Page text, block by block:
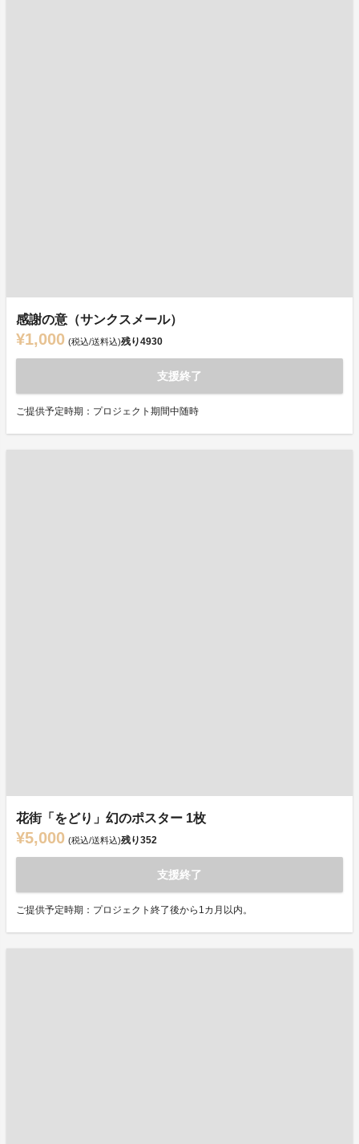
感謝の意（サンクスメール）
¥1,000 (税込/送料込)残り4930
支援終了
ご提供予定時期：プロジェクト期間中随時
花街「をどり」幻のポスター 1枚
¥5,000 (税込/送料込)残り352
支援終了
ご提供予定時期：プロジェクト終了後から1カ月以内。